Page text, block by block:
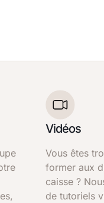
Vidéos
Vous êtes
former aux
caisse ?
de tutoriels